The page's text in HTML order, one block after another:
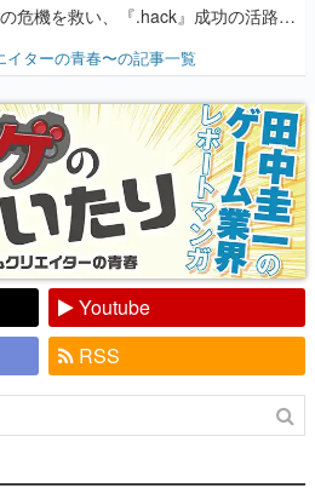
危機を救い、『.hack』成功の活路を
ジャンプ』色だった【若ゲのいた
イターの青春〜の記事一覧
Youtube
RSS